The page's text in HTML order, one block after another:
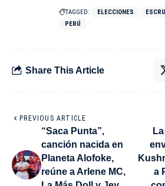
TAGGED: ELECCIONES
PERÚ
Share This Article
PREVIOUS ARTICLE
“Saca Punta”,
canción nacida en
Planeta Alofoke,
reúne a Arlene MC,
a